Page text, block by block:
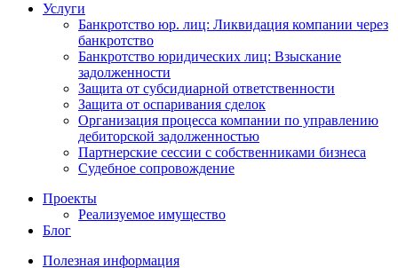
Услуги
Банкротство юр. лиц: Ликвидация компании через
банкротство
Банкротство юридических лиц: Взыскание
задолженности
Защита от субсидиарной ответственности
Защита от оспаривания сделок
Организация процесса компании по управлению
дебиторской задолженностью
Партнерские сессии с собственниками бизнеса
Судебное сопровождение
Проекты
Реализуемое имущество
Блог
Полезная информация